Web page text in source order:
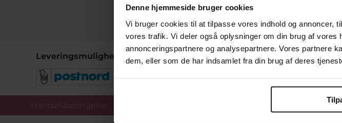
Denne hjemmeside bruger cookies
Vi bruger cookies til at tilpasse vores indhold og annoncer,
vores trafik. Vi deler også oplysninger om din brug af
annonceringspartnere og analysepartnere. Vores partnere
dem, eller som de har indsamlet fra din brug af deres
Leveringsmuligheder Betalingsmuligheder
Handelsbetingelser